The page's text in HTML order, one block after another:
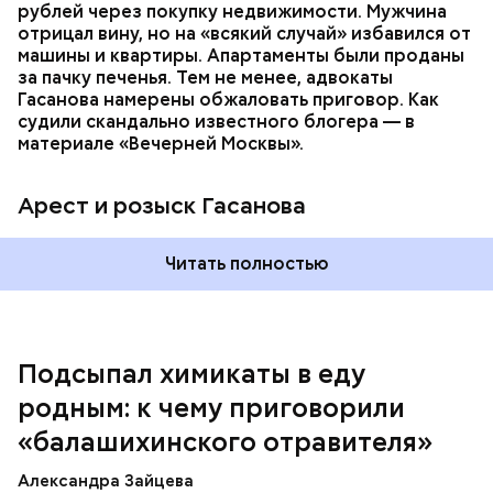
рублей через покупку недвижимости. Мужчина
отрицал вину, но на «всякий случай» избавился от
машины и квартиры. Апартаменты были проданы
за пачку печенья. Тем не менее, адвокаты
Гасанова намерены обжаловать приговор. Как
судили скандально известного блогера — в
материале «Вечерней Москвы».
Арест и розыск Гасанова
Читать полностью
Подсыпал химикаты в еду
родным: к чему приговорили
«балашихинского отравителя»
Александра Зайцева
Play
Началось расследование. В квартире потерпевших
Также отравленную пищу ела его младшая сестра.
которая в случае их смерти перешла бы сыну. Но
спустя несколько дней Миссюра заявил, что ранее
уже травил других людей.